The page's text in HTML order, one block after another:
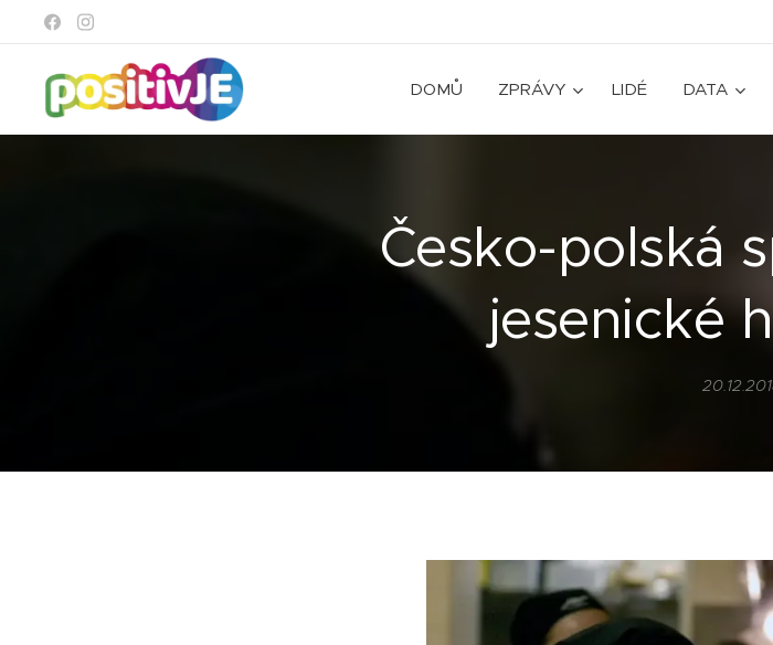
DOMŮ ZPRÁVY LIDÉ DATA
Česko-polská
jesenické